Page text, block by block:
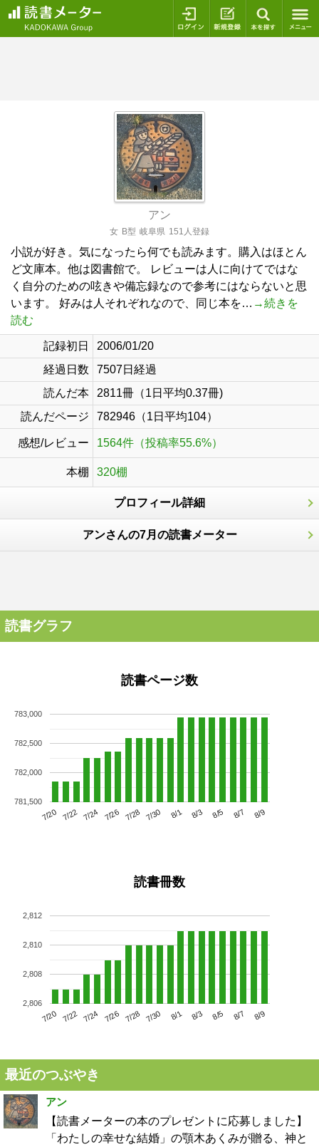
ログイン 新規登録
アン
女 B型 岐阜県 151人登録
小説が好き。気になったら何でも読みます。購入はほとん
ど文庫本。他は図書館で。 レビューは人に向けてではな
く自分のための呟きや備忘録なので参考にはならないと思
います。 好みは人それぞれなので、同じ本を… →続きを
読む
記録初日
2006/01/20
経過日数
7507日経過
読んだ本
2811冊（1日平均0.37冊)
読んだページ
782946（1日平均104）
感想/レビュー 1564件（投稿率55.6%）
本棚 320棚
プロフィール詳細
アンさんの7月の読書メーター
読書グラフ
読書ページ数
7/20 7/22 7/24 7/26 7/28 7/30 8/1 8/3 8/5 8/7 8/9
781,500
782,000
782,500
783,000
読書冊数
7/20 7/22 7/24 7/26 7/28 7/30 8/1 8/3 8/5 8/7 8/9
2,806
2,808
2,810
2,812
最近のつぶやき
アン
【読書メーターの本のプレゼントに応募しました】
「わたしの幸せな結婚」の顎木あくみが贈る、神と